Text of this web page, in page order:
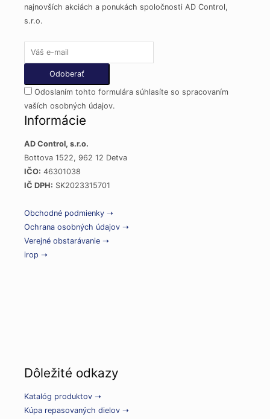
najnovších akciách a ponukách spoločnosti AD Control,
s.r.o.
Odoslaním tohto formulára súhlasíte so spracovaním
vaších osobných údajov.
Informácie
AD Control, s.r.o.
Bottova 1522, 962 12 Detva
IČO: 46301038
IČ DPH: SK2023315701
Obchodné podmienky ➝
Ochrana osobných údajov ➝
Verejné obstarávanie ➝
irop ➝
Dôležité odkazy
Katalóg produktov ➝
Kúpa repasovaných dielov ➝